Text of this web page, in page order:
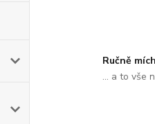
Ručně
... a to vše